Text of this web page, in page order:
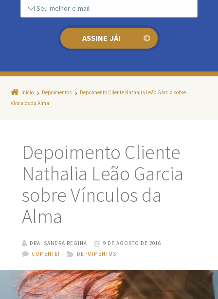
Início Depoimentos
Depoimento Cliente Nathalia Leão Garcia sobre
Vínculos da Alma
Depoimento Cliente
Nathalia Leão Garcia
sobre Vínculos da
Alma
DRA. SANDRA REGINA
9 DE AGOSTO DE 2016
COMENTE!
DEPOIMENTOS